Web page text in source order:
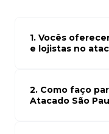
1. Vocês
e lojistas no
atacado empresas e
para seu modelo de
2. Como faço
Atacado São